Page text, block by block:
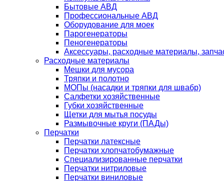
Бытовые АВД
Профессиональные АВД
Оборудование для моек
Парогенераторы
Пеногенераторы
Аксессуары, расходные материалы,
Расходные материалы
Мешки для мусора
Тряпки и полотно
МОПы (насадки и тряпки для швабр)
Салфетки хозяйственные
Губки хозяйственные
Щетки для мытья посуды
Размывочные круги (ПАДы)
Перчатки
Перчатки латексные
Перчатки хлопчатобумажные
Специализированные перчатки
Перчатки нитриловые
Перчатки виниловые